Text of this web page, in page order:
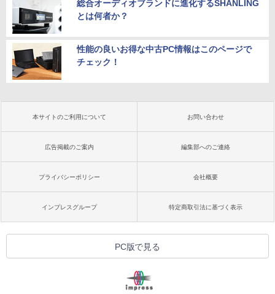
総合オーディオブランドに進化するSHANLING
とは何者か？
性能の良いお得な中古PC情報はこのページで
チェック！
本サイトのご利用について お問い合わせ
広告掲載のご案内 編集部へのご連絡
プライバシーポリシー 会社概要
インプレスグループ 特定商取引法に基づく表示
PC版で見る